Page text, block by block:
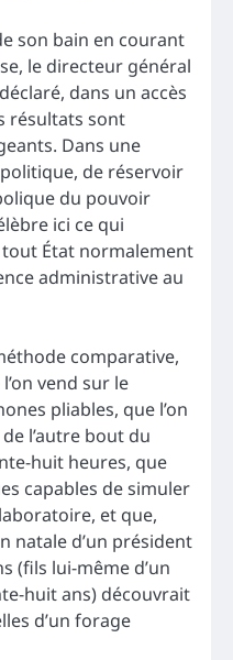
son bain en courant
le directeur général
dans un accès
résultats sont
Dans une
de réservoir
du pouvoir
ici ce qui
État normalement
administrative au
comparative,
vend sur le
pliables, que l’on
l’autre bout du
huit heures, que
capables de simuler
et que,
natale d’un président
(fils lui-même d’un
huit ans) découvrait
d’un forage